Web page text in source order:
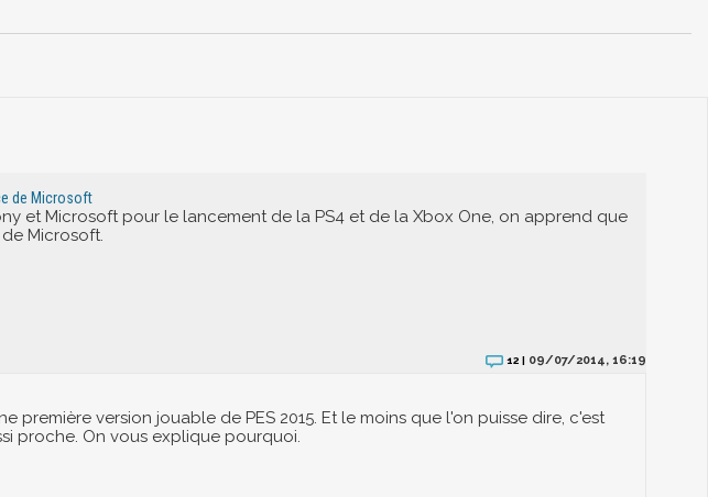
de Microsoft
et Microsoft pour le lancement de la PS4 et de la Xbox One, on apprend que
Microsoft.
12 | 09/07/2014, 16:19
première version jouable de PES 2015. Et le moins que l'on puisse dire, c'est
proche. On vous explique pourquoi.